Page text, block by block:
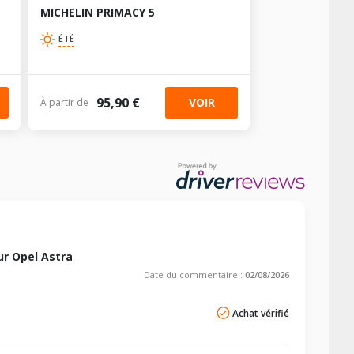
AV chargé
-
MICHELIN PRIMACY 5
ÉTÉ
À partir de 95,90 € VOIR
Opel Astra
Date du commentaire : 02/08/2026
Achat vérifié